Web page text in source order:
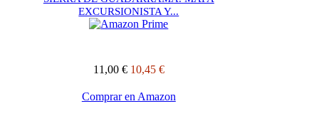
EXCURSIONISTA Y...
11,00 € 10,45 €
Comprar en Amazon